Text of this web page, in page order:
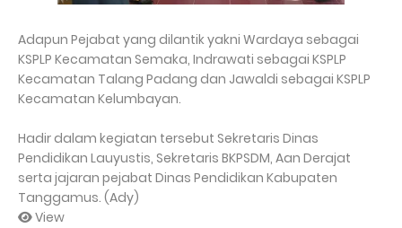
Adapun Pejabat yang dilantik yakni Wardaya sebagai
KSPLP Kecamatan Semaka, Indrawati sebagai KSPLP
Kecamatan Talang Padang dan Jawaldi sebagai KSPLP
Kecamatan Kelumbayan.
Hadir dalam kegiatan tersebut Sekretaris Dinas
Pendidikan Lauyustis, Sekretaris BKPSDM, Aan Derajat
serta jajaran pejabat Dinas Pendidikan Kabupaten
Tanggamus. (Ady)
View